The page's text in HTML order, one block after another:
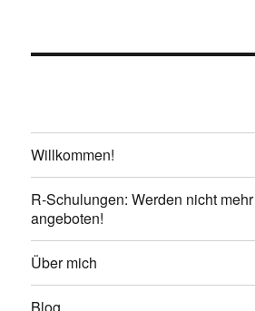
Willkommen!
R-Schulungen: Werden nicht mehr
angeboten!
Über mich